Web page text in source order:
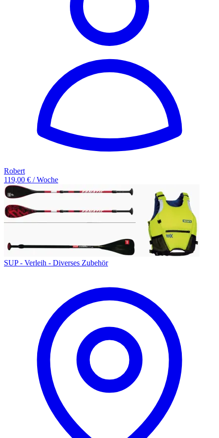
Robert
119,00 € / Woche
SUP - Verleih - Diverses Zubehör